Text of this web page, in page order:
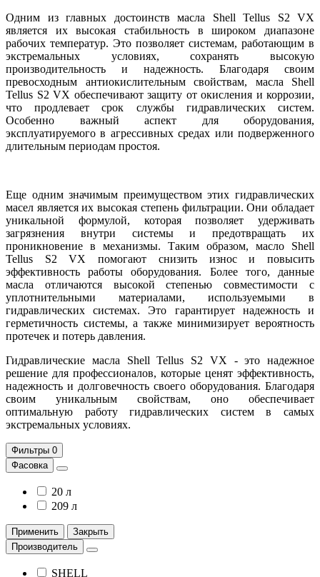
Одним из главных достоинств масла Shell Tellus S2 VX
является их высокая стабильность в широком диапазоне
рабочих температур. Это позволяет системам, работающим в
экстремальных условиях, сохранять высокую
производительность и надежность. Благодаря своим
превосходным антиокислительным свойствам, масла Shell
Tellus S2 VX обеспечивают защиту от окисления и коррозии,
что продлевает срок службы гидравлических систем.
Особенно важный аспект для оборудования,
эксплуатируемого в агрессивных средах или подверженного
длительным периодам простоя.
Еще одним значимым преимуществом этих гидравлических
масел является их высокая степень фильтрации. Они обладает
уникальной формулой, которая позволяет удерживать
загрязнения внутри системы и предотвращать их
проникновение в механизмы. Таким образом, масло Shell
Tellus S2 VX помогают снизить износ и повысить
эффективность работы оборудования. Более того, данные
масла отличаются высокой степенью совместимости с
уплотнительными материалами, используемыми в
гидравлических системах. Это гарантирует надежность и
герметичность системы, а также минимизирует вероятность
протечек и потерь давления.
Гидравлические масла Shell Tellus S2 VX - это надежное
решение для профессионалов, которые ценят эффективность,
надежность и долговечность своего оборудования. Благодаря
своим уникальным свойствам, оно обеспечивает
оптимальную работу гидравлических систем в самых
экстремальных условиях.
Фильтры 0
Фасовка
20 л
209 л
Применить
Закрыть
Производитель
SHELL